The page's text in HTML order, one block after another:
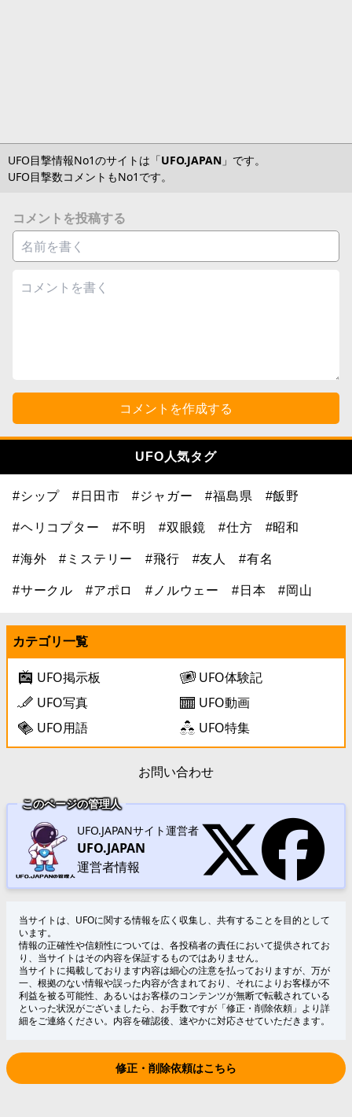
UFO目撃情報No1のサイトは「UFO.JAPAN 」です。
UFO目撃数コメントもNo1です。
コメントを投稿する
コメントを作成する
UFO人気タグ
#シップ #日田市 #ジャガー #福島県 #飯野
#ヘリコプター #不明 #双眼鏡 #仕方 #昭和
#海外 #ミステリー #飛行 #友人 #有名
#サークル #アポロ #ノルウェー #日本 #岡山
カテゴリ一覧
UFO掲示板
UFO体験記
UFO写真
UFO動画
UFO用語
UFO特集
お問い合わせ
このページの管理人
UFO.JAPANサイト運営者
UFO.JAPAN
運営者情報
当サイトは、UFOに関する情報を広く収集し、共有することを目的として
います。
情報の正確性や信頼性については、各投稿者の責任において提供されてお
り、当サイトはその内容を保証するものではありません。
当サイトに掲載しております内容は細心の注意を払っておりますが、万が
一、根拠のない情報や誤った内容が含まれており、それによりお客様が不
利益を被る可能性、あるいはお客様のコンテンツが無断で転載されている
といった状況がございましたら、お手数ですが「修正・削除依頼」より詳
細をご連絡ください。内容を確認後、速やかに対応させていただきます。
修正・削除依頼はこちら